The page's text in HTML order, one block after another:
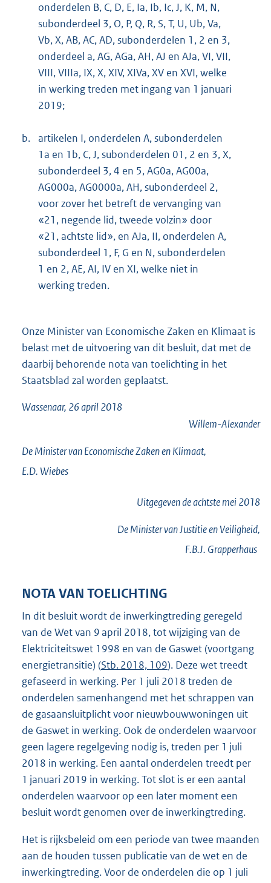
onderdelen B, C, D, E, Ia, Ib, Ic, J, K, M, N,
subonderdeel 3, O, P, Q, R, S, T, U, Ub, Va,
Vb, X, AB, AC, AD, subonderdelen 1, 2 en 3,
onderdeel a, AG, AGa, AH, AJ en AJa, VI, VII,
VIII, VIIIa, IX, X, XIV, XIVa, XV en XVI, welke
in werking treden met ingang van 1 januari
2019;
b. artikelen I, onderdelen A, subonderdelen
1a en 1b, C, J, subonderdelen 01, 2 en 3, X,
subonderdeel 3, 4 en 5, AG0a, AG00a,
AG000a, AG0000a, AH, subonderdeel 2,
voor zover het betreft de vervanging van
«21, negende lid, tweede volzin» door
«21, achtste lid», en AJa, II, onderdelen A,
subonderdeel 1, F, G en N, subonderdelen
1 en 2, AE, AI, IV en XI, welke niet in
werking treden.
Onze Minister van Economische Zaken en Klimaat is
belast met de uitvoering van dit besluit, dat met de
daarbij behorende nota van toelichting in het
Staatsblad zal worden geplaatst.
Wassenaar, 26 april 2018
Willem-Alexander
De Minister van Economische Zaken en Klimaat,
E.D.Wiebes
Uitgegeven deachtstemei 2018
De Minister van Justitie en Veiligheid,
F.B.J. Grapperhaus
NOTA VAN TOELICHTING
In dit besluit wordt de inwerkingtreding geregeld
van de Wet van 9 april 2018, tot wijziging van de
Elektriciteitswet 1998 en van de Gaswet (voortgang
energietransitie) (Stb. 2018, 109). Deze wet treedt
gefaseerd in werking. Per 1 juli 2018 treden de
onderdelen samenhangend met het schrappen van
de gasaansluitplicht voor nieuwbouwwoningen uit
de Gaswet in werking. Ook de onderdelen waarvoor
geen lagere regelgeving nodig is, treden per 1 juli
2018 in werking. Een aantal onderdelen treedt per
1 januari 2019 in werking. Tot slot is er een aantal
onderdelen waarvoor op een later moment een
besluit wordt genomen over de inwerkingtreding.
Het is rijksbeleid om een periode van twee maanden
aan de houden tussen publicatie van de wet en de
inwerkingtreding. Voor de onderdelen die op 1 juli